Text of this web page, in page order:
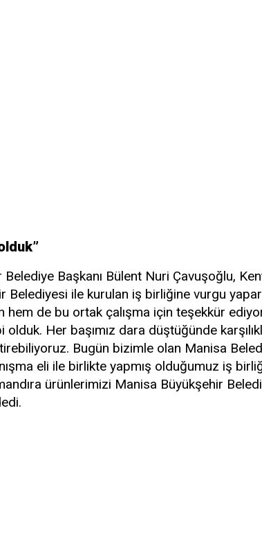
Başkanı Bülent Nuri Çavuşoğlu, Kent
Belediyesi ile kurulan iş birliğine vurgu
hem de bu ortak çalışma için teşekkür
olduk. Her başımız dara düştüğünde
Bugün bizimle olan Manisa
eli ile birlikte yapmış olduğumuz iş
ürünlerimizi Manisa Büyükşehir